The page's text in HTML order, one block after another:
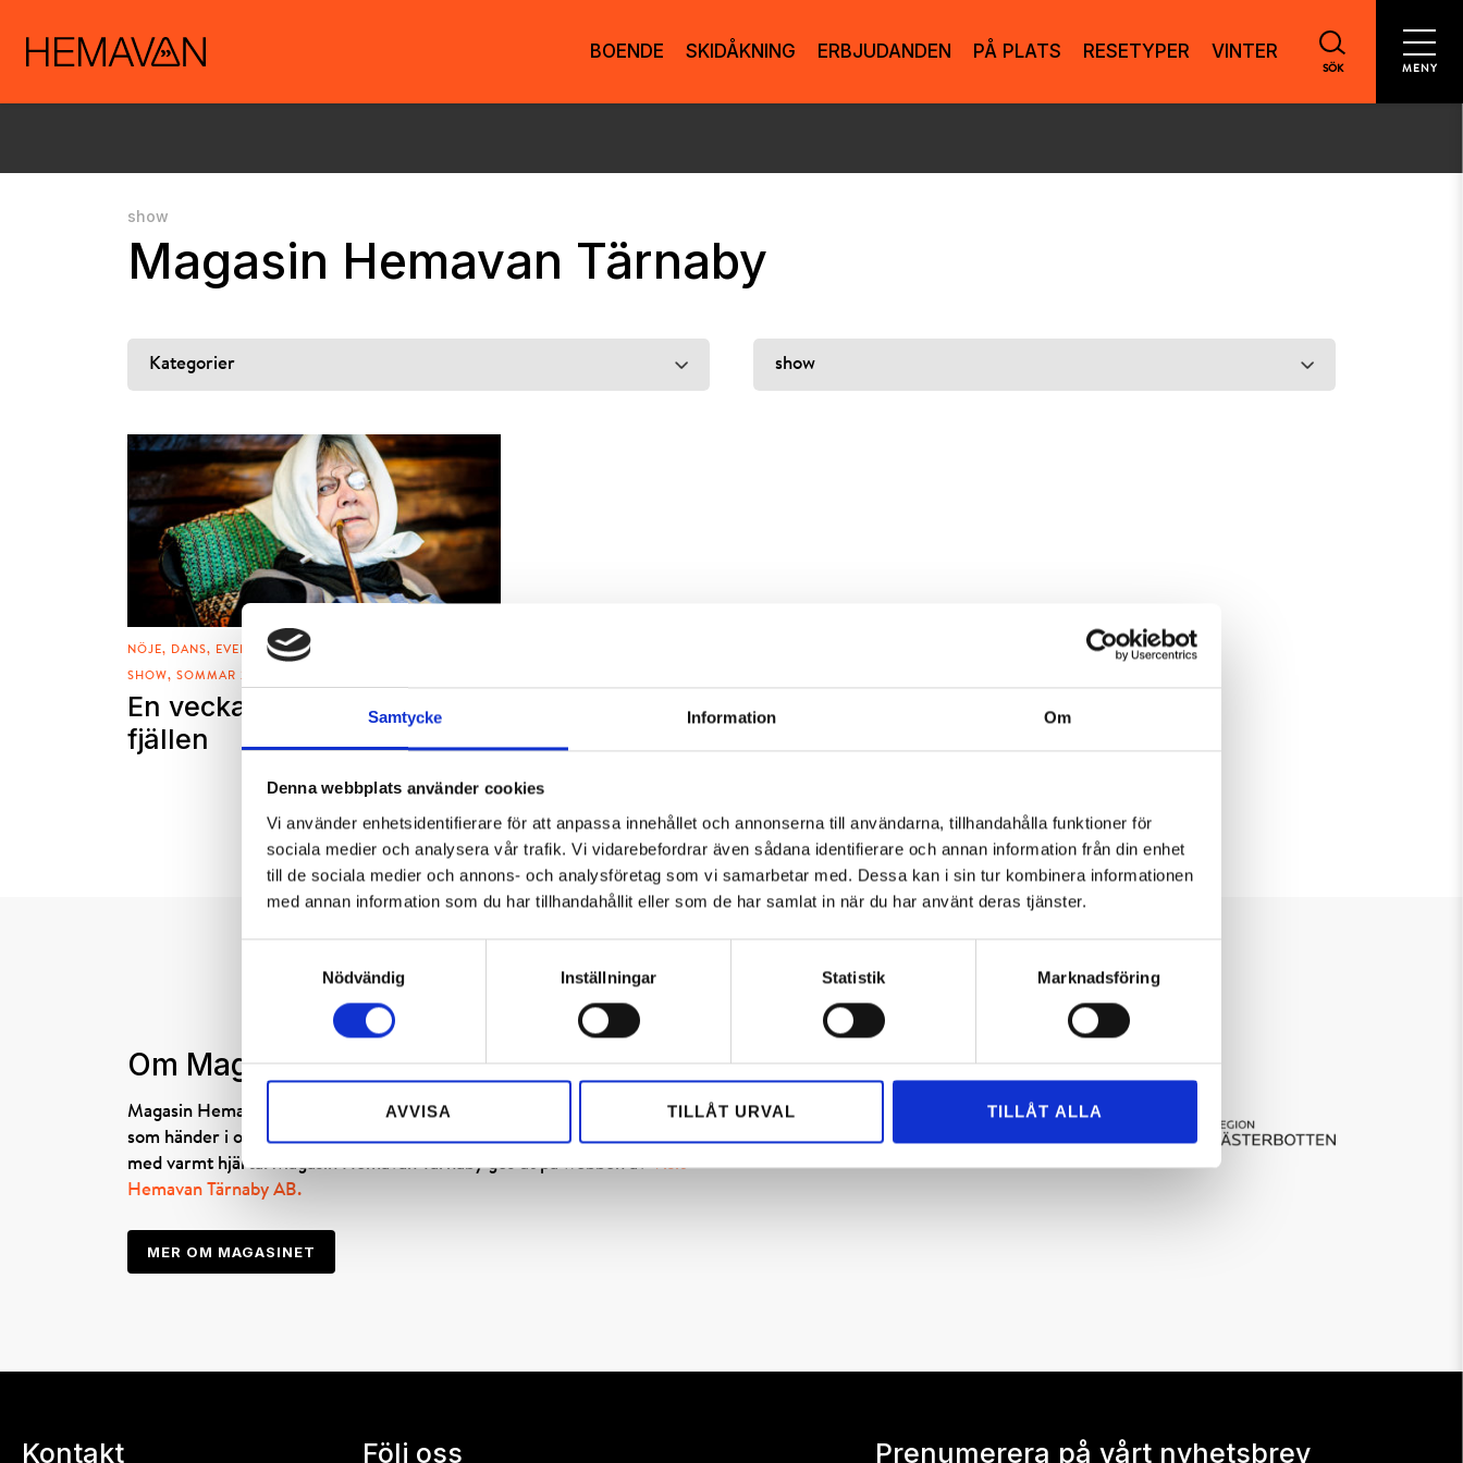
Samtycke Information Om
Denna webbplats använder cookies
Vi använder enhetsidentifierare för att anpassa innehållet och annonserna till användarna, tillhandahålla funktioner för
sociala medier och analysera vår trafik. Vi vidarebefordrar även sådana identifierare och annan information från din enhet
till de sociala medier och annons- och analysföretag som vi samarbetar med. Dessa kan i sin tur kombinera informationen
med annan information som du har tillhandahållit eller som de har samlat in när du har använt deras tjänster.
Nödvändig
Inställningar Statistik Marknadsföring
AVVISA TILLÅT URVAL TILLÅT ALLA
BOENDE SKIDÅKNING ERBJUDANDEN PÅ PLATS RESETYPER VINTER
SÖK MENY
show
Magasin Hemavan Tärnaby
NÖJE DANS EVENEMANG KULTUR
SHOW SOMMAR 2016
En vecka med kultur i
fjällen
Om Magasin Hemavan Tärnaby
Magasin Hemavan Tärnaby är ett exklusivt gratismagasin. Vi speglar det
som händer i och kring norra Sveriges största skidområde och gör det
med varmt hjärta. Magasin Hemavan Tärnaby ges ut på webben avVisit
Hemavan Tärnaby AB.
MER OM MAGASINET
Kontakt Följ oss Prenumerera på vårt nyhetsbrev